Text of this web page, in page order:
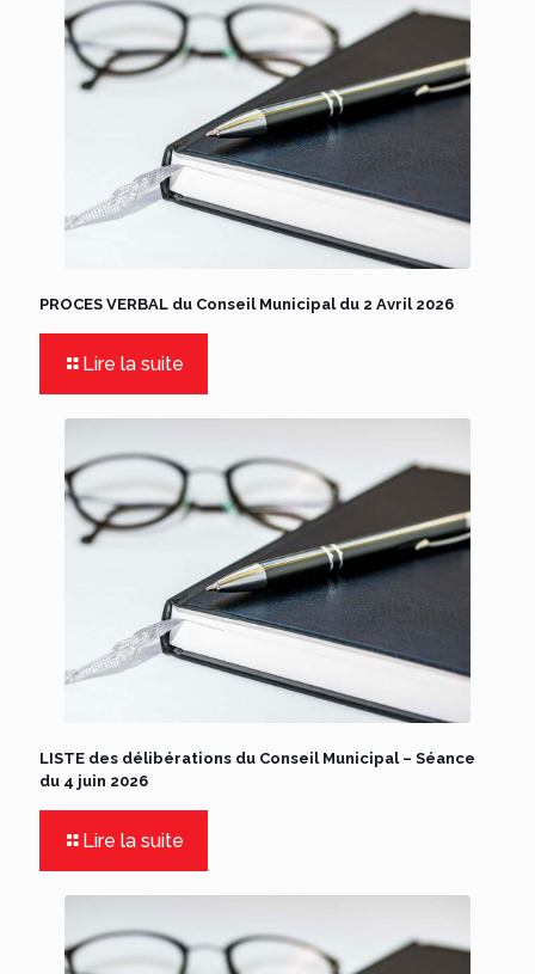
PROCES VERBAL du Conseil Municipal du 2 Avril 2026
Lire la suite
LISTE des délibérations du Conseil Municipal – Séance
du 4 juin 2026
Lire la suite